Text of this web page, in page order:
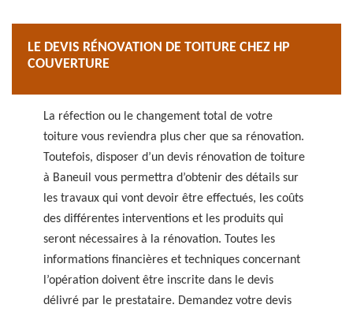
LE DEVIS RÉNOVATION DE TOITURE CHEZ HP
COUVERTURE
La réfection ou le changement total de votre
toiture vous reviendra plus cher que sa rénovation.
Toutefois, disposer d’un devis rénovation de toiture
à Baneuil vous permettra d’obtenir des détails sur
les travaux qui vont devoir être effectués, les coûts
des différentes interventions et les produits qui
seront nécessaires à la rénovation. Toutes les
informations financières et techniques concernant
l’opération doivent être inscrite dans le devis
délivré par le prestataire. Demandez votre devis